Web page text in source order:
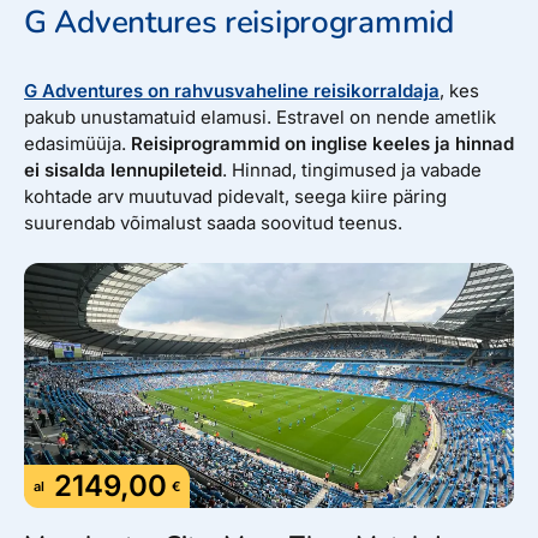
suved, leebed talved ja sagedased sademed kogu aasta
äärmused haruldased. Suviti jäävad keskmised
temperatuurid 15–25 °C vahele, kuumalaineid esineb
harva.
PÕNEVAD KOHAD
London oma maailmakuulsate vaatamisväärsustega
nagu Tower of London, Buckingham Palace, British
Museum ja ikooniline London Eye.
Salapärane neoliitikumiaegne kiviring Stonehenge, mis
asub Salisbury lähedal.
Šotimaa pealinn Edinburgh, kus asuvad Edinburghi
loss, ajalooline Old Town ja kus toimub suvine
Edinburgh Festival.
Oxford ja Cambridge on tuntud ülikoolilinnad, kus
ajalooline arhitektuur kohtub akadeemilise kultuuriga.
G Adventures reisiprogrammid
G Adventures on rahvusvaheline reisikorraldaja, kes
pakub unustamatuid elamusi. Estravel on nende ametlik
edasimüüja. Reisiprogrammid on inglise keeles ja hinnad
ei sisalda lennupileteid. Hinnad, tingimused ja vabade
kohtade arv muutuvad pidevalt, seega kiire päring
suurendab võimalust saada soovitud teenus.
al 2149,00 €